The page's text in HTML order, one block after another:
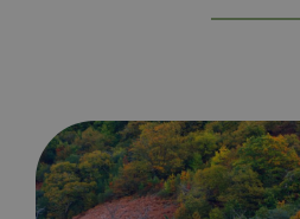
5 increíbles bosques navarros